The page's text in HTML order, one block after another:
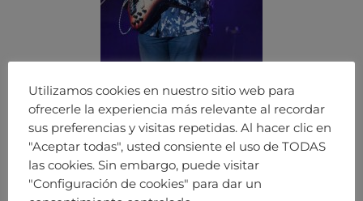
Utilizamos cookies en nuestro sitio web para
ofrecerle la experiencia más relevante al recordar
sus preferencias y visitas repetidas. Al hacer clic en
"Aceptar todas", usted consiente el uso de TODAS
las cookies. Sin embargo, puede visitar
"Configuración de cookies" para dar un